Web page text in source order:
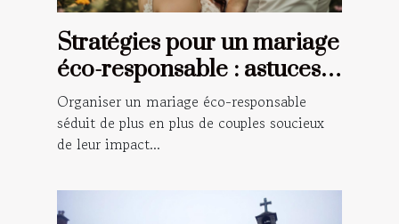
Stratégies pour un mariage
éco-responsable : astuces
et conseils
Organiser un mariage éco-responsable
séduit de plus en plus de couples soucieux
de leur impact...